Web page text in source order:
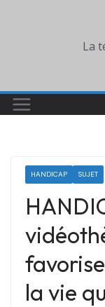
La
HANDICAP SUJET
la vie